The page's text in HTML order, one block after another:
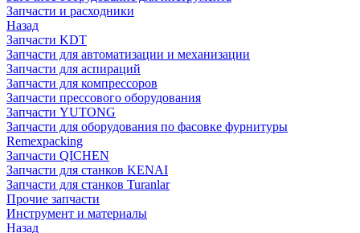
Запчасти и расходники
Назад
Запчасти KDT
Запчасти для автоматизации и механизации
Запчасти для аспираций
Запчасти для компрессоров
Запчасти прессового оборудования
Запчасти YUTONG
Запчасти для оборудования по фасовке фурнитуры
Remexpacking
Запчасти QICHEN
Запчасти для станков KENAI
Запчасти для станков Turanlar
Прочие запчасти
Инструмент и материалы
Назад